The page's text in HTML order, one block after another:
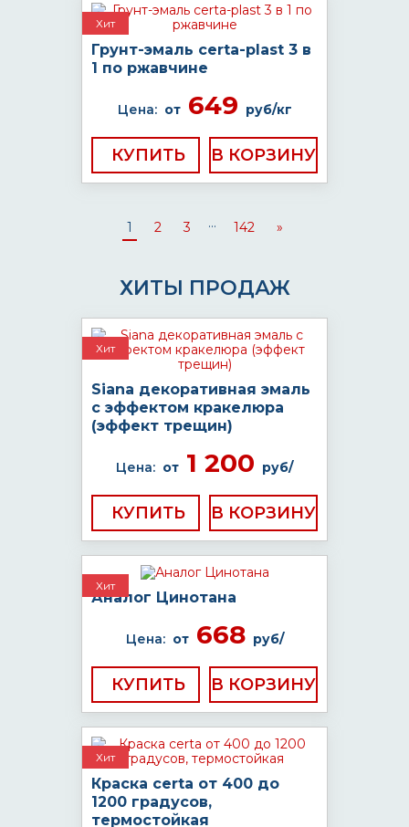
Хит
Грунт-эмаль certa-plast 3 в
1 по ржавчине
Цена: от649 руб/кг
КУПИТЬ
1 2 3 ... 142 »
ХИТЫ ПРОДАЖ
Хит
Siana декоративная эмаль
с эффектом кракелюра
(эффект трещин)
Цена: от 1 200 руб/
КУПИТЬ
Хит
Аналог Цинотана
Цена: от668 руб/
КУПИТЬ
Хит
Краска certa от 400 до
1200 градусов,
термостойкая